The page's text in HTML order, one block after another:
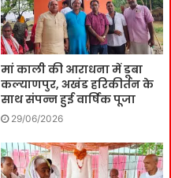
मां काली की आराधना में डूबा
कल्याणपुर, अखंड हरिकीर्तन के
साथ संपन्न हुई वार्षिक पूजा
29/06/2026